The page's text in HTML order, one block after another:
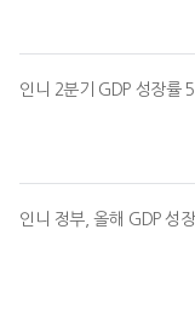
인니 2분기 GDP 성장
인니 정부, 올해 GDP 성